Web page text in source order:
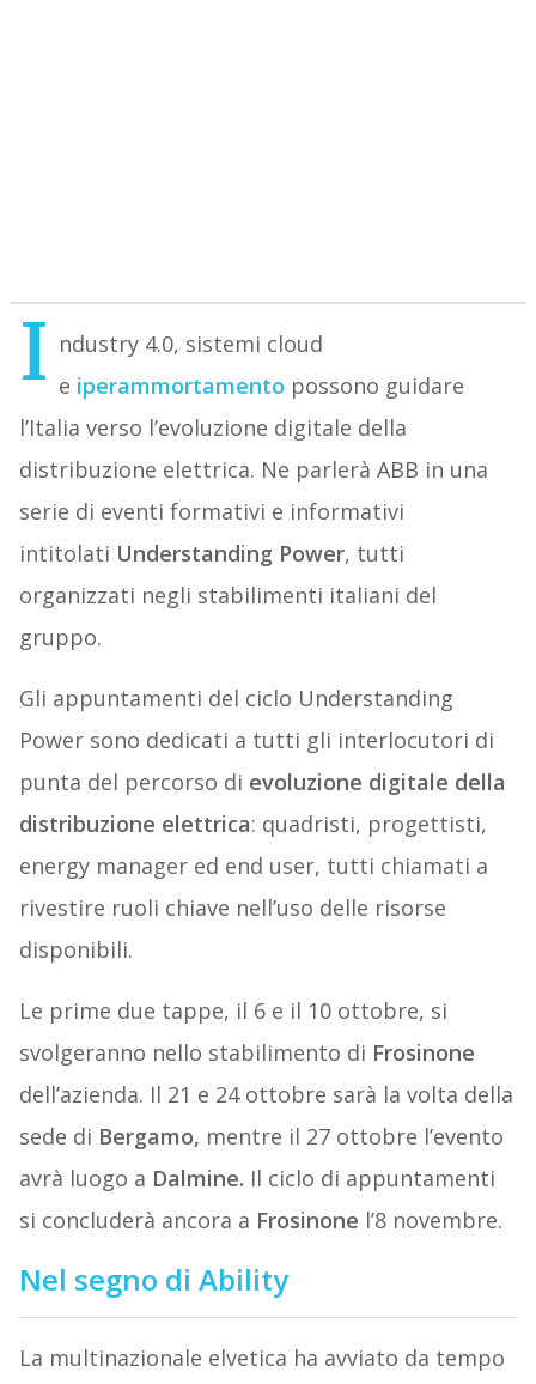
I ndustry 4.0, sistemi cloud
e iperammortamento possono guidare
l’Italia verso l’evoluzione digitale della
distribuzione elettrica. Ne parlerà ABB in una
serie di eventi formativi e informativi
intitolati Understanding Power, tutti
organizzati negli stabilimenti italiani del
gruppo.
Gli appuntamenti del ciclo Understanding
Power sono dedicati a tutti gli interlocutori di
punta del percorso di evoluzione digitale della
distribuzione elettrica: quadristi, progettisti,
energy manager ed end user, tutti chiamati a
rivestire ruoli chiave nell’uso delle risorse
disponibili.
Le prime due tappe, il 6 e il 10 ottobre, si
svolgeranno nello stabilimento di Frosinone
dell’azienda. Il 21 e 24 ottobre sarà la volta della
sede di Bergamo, mentre il 27 ottobre l’evento
avrà luogo a Dalmine. Il ciclo di appuntamenti
si concluderà ancora a Frosinone l’8 novembre.
Nel segno di Ability
La multinazionale elvetica ha avviato da tempo